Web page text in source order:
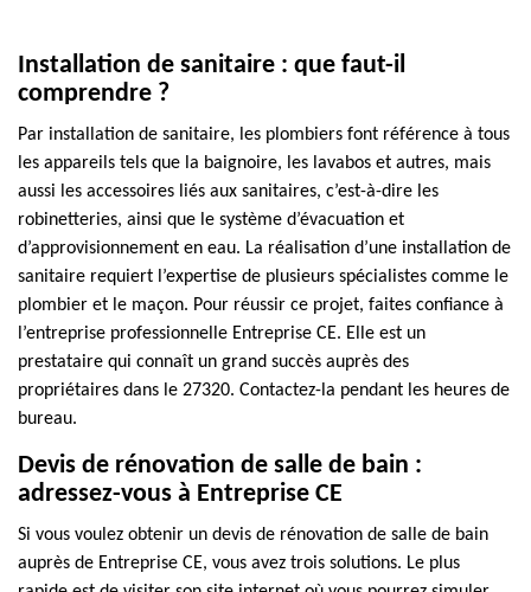
Installation de sanitaire : que faut-il
comprendre ?
Par installation de sanitaire, les plombiers font référence à tous
les appareils tels que la baignoire, les lavabos et autres, mais
aussi les accessoires liés aux sanitaires, c’est-à-dire les
robinetteries, ainsi que le système d’évacuation et
d’approvisionnement en eau. La réalisation d’une installation de
sanitaire requiert l’expertise de plusieurs spécialistes comme le
plombier et le maçon. Pour réussir ce projet, faites confiance à
l’entreprise professionnelle Entreprise CE. Elle est un
prestataire qui connaît un grand succès auprès des
propriétaires dans le 27320. Contactez-la pendant les heures de
bureau.
Devis de rénovation de salle de bain :
adressez-vous à Entreprise CE
Si vous voulez obtenir un devis de rénovation de salle de bain
auprès de Entreprise CE, vous avez trois solutions. Le plus